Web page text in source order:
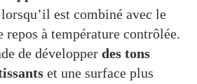
est combiné avec le
repos à température contrôlée.
de développer des tons
et une surface plus